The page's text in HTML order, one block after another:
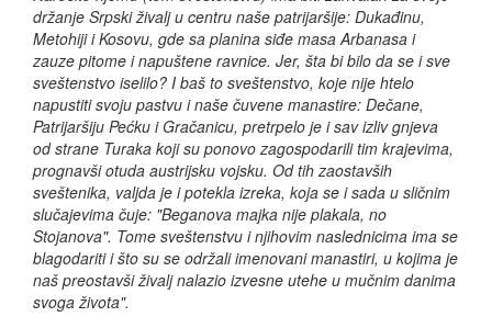
držanje Srpski živalj u centru naše patrijaršije: Dukađinu,
Metohiji i Kosovu, gde sa planina siđe masa Arbanasa i
zauze pitome i napuštene ravnice. Jer, šta bi bilo da se i sve
sveštenstvo iselilo? I baš to sveštenstvo, koje nije htelo
napustiti svoju pastvu i naše čuvene manastire: Dečane,
Patrijaršiju Pećku i Gračanicu, pretrpelo je i sav izliv gnjeva
od strane Turaka koji su ponovo zagospodarili tim krajevima,
prognavši otuda austrijsku vojsku. Od tih zaostavših
sveštenika, valjda je i potekla izreka, koja se i sada u sličnim
slučajevima čuje: "Beganova majka nije plakala, no
Stojanova". Tome sveštenstvu i njihovim naslednicima ima se
blagodariti i što su se održali imenovani manastiri, u kojima je
naš preostavši živalj nalazio izvesne utehe u mučnim danima
svoga života".